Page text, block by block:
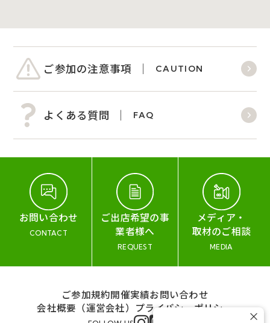
ご参加の注意事項 CAUTION
よくある質問 FAQ
お問い合わせ
CONTACT
ご出店希望の事
業者様へ
REQUEST
メディア・
取材のご相談
MEDIA
ご参加規約開催実績お問い合わせ
会社概要（運営会社） プライバシーポリシー
×